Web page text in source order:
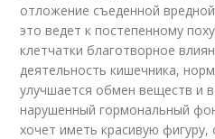
отложение съеденной
это ведет к постепенному
клетчатки благотворное
деятельность кишечника,
улучшается обмен веществ и
нарушенный гормональный
хочет иметь красивую фигуру,